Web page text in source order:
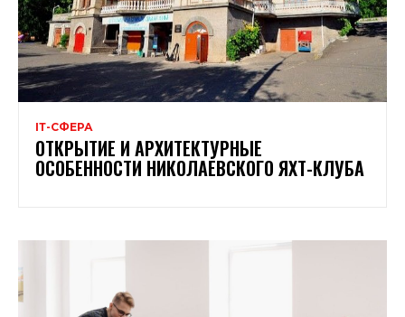
ІТ-СФЕРА
ОТКРЫТИЕ И АРХИТЕКТУРНЫЕ
ОСОБЕННОСТИ НИКОЛАЕВСКОГО ЯХТ-КЛУБА